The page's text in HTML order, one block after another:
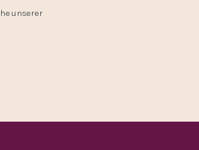
unserer